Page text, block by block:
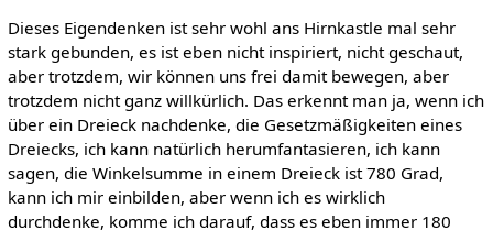
Dieses Eigendenken ist sehr wohl ans Hirnkastle mal sehr
stark gebunden, es ist eben nicht inspiriert, nicht geschaut,
aber trotzdem, wir können uns frei damit bewegen, aber
trotzdem nicht ganz willkürlich. Das erkennt man ja, wenn ich
über ein Dreieck nachdenke, die Gesetzmäßigkeiten eines
Dreiecks, ich kann natürlich herumfantasieren, ich kann
sagen, die Winkelsumme in einem Dreieck ist 780 Grad,
kann ich mir einbilden, aber wenn ich es wirklich
durchdenke, komme ich darauf, dass es eben immer 180